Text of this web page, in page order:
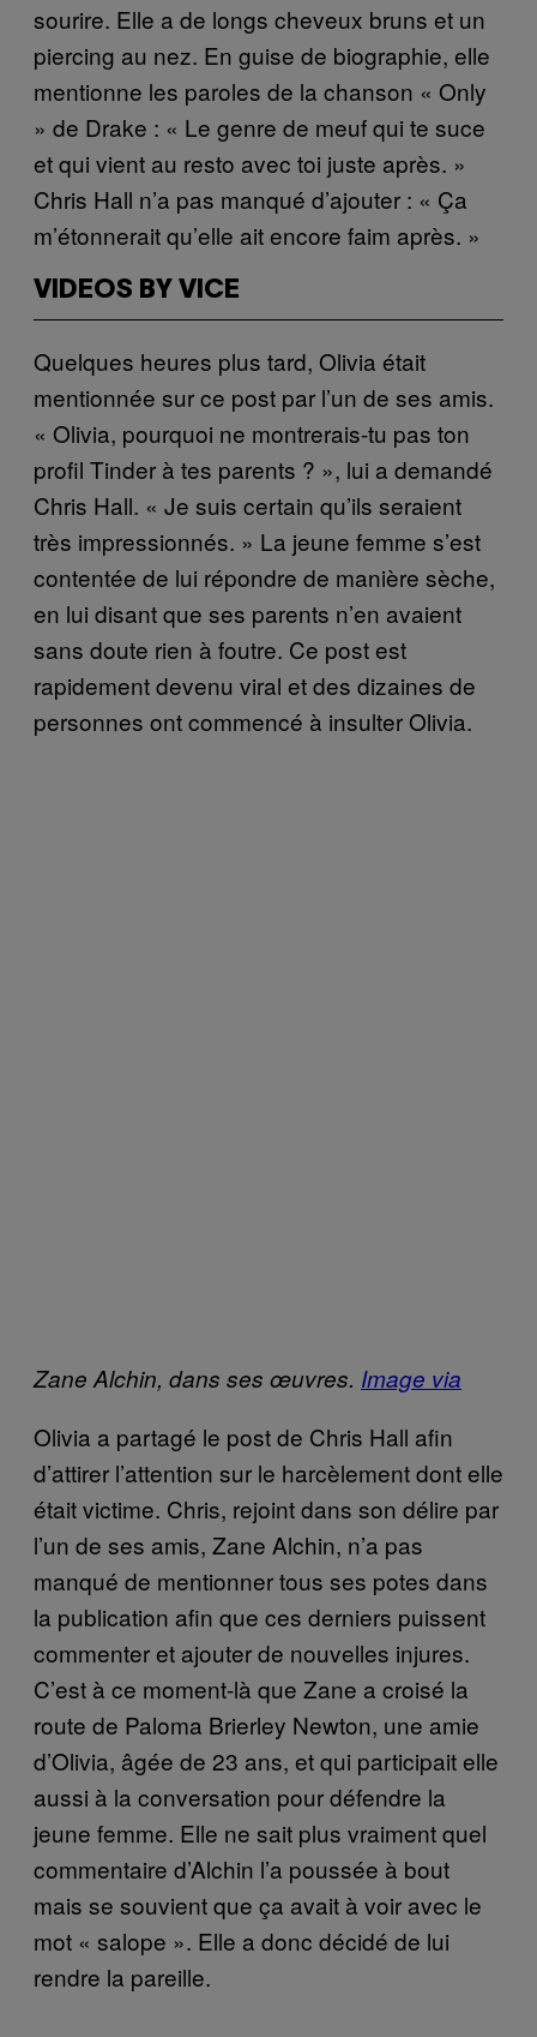
sourire. Elle a de longs cheveux bruns et un
piercing au nez. En guise de biographie, elle
mentionne les paroles de la chanson « Only
» de Drake : « Le genre de meuf qui te suce
et qui vient au resto avec toi juste après. »
Chris Hall n’a pas manqué d’ajouter : « Ça
m’étonnerait qu’elle ait encore faim après. »
VIDEOS BY VICE
Quelques heures plus tard, Olivia était
mentionnée sur ce post par l’un de ses amis.
« Olivia, pourquoi ne montrerais-tu pas ton
profil Tinder à tes parents ? », lui a demandé
Chris Hall. « Je suis certain qu’ils seraient
très impressionnés. » La jeune femme s’est
contentée de lui répondre de manière sèche,
en lui disant que ses parents n’en avaient
sans doute rien à foutre. Ce post est
rapidement devenu viral et des dizaines de
personnes ont commencé à insulter Olivia.
Zane Alchin, dans ses œuvres. Image via
Olivia a partagé le post de Chris Hall afin
d’attirer l’attention sur le harcèlement dont elle
était victime. Chris, rejoint dans son délire par
l’un de ses amis, Zane Alchin, n’a pas
manqué de mentionner tous ses potes dans
la publication afin que ces derniers puissent
commenter et ajouter de nouvelles injures.
C’est à ce moment-là que Zane a croisé la
route de Paloma Brierley Newton, une amie
d’Olivia, âgée de 23 ans, et qui participait elle
aussi à la conversation pour défendre la
jeune femme. Elle ne sait plus vraiment quel
commentaire d’Alchin l’a poussée à bout
mais se souvient que ça avait à voir avec le
mot « salope ». Elle a donc décidé de lui
rendre la pareille.